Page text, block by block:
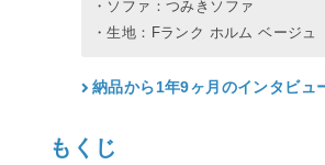
・ソファ：つみきソファ
・生地：Fランク ホルム ベージュ
納品から1年9ヶ月のインタビュ
もくじ